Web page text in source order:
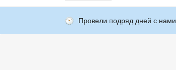
Провели подряд дней с нами